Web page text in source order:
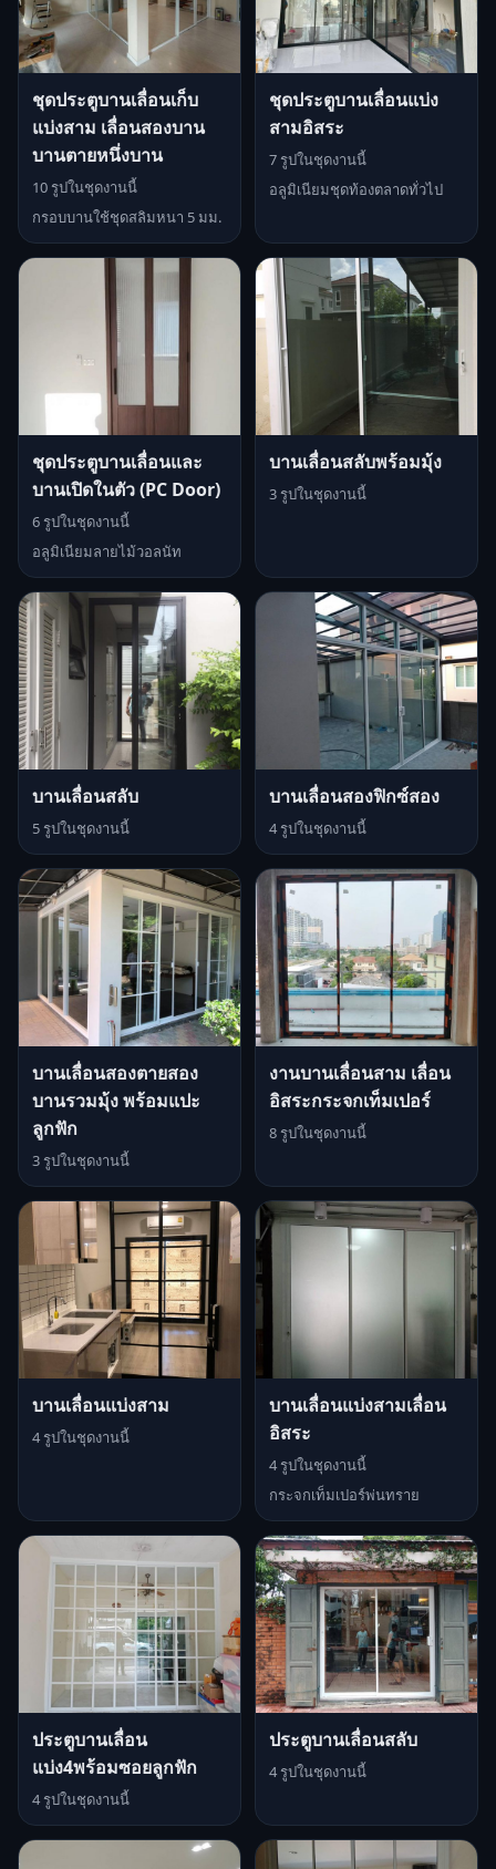
ชุดประตูบานเลื่อนเก็บ
แบ่งสาม เลื่อนสองบาน
บานตายหนึ่งบาน
10 รูปในชุดงานนี้
กรอบบานใช้ชุดสลิมหนา 5 มม.
ชุดประตูบานเลื่อนแบ่ง
สามอิสระ
7 รูปในชุดงานนี้
อลูมิเนียมชุดท้องตลาดทั่วไป
ชุดประตูบานเลื่อนและ
บานเปิดในตัว (PC Door)
6 รูปในชุดงานนี้
อลูมิเนียมลายไม้วอลนัท
บานเลื่อนสลับพร้อมมุ้ง
3 รูปในชุดงานนี้
บานเลื่อนสลับ
5 รูปในชุดงานนี้
บานเลื่อนสองฟิกซ์สอง
4 รูปในชุดงานนี้
บานเลื่อนสองตายสอง
บานรวมมุ้ง พร้อมแปะ
ลูกฟัก
3 รูปในชุดงานนี้
งานบานเลื่อนสาม เลื่อน
อิสระกระจกเท็มเปอร์
8 รูปในชุดงานนี้
บานเลื่อนแบ่งสาม
4 รูปในชุดงานนี้
บานเลื่อนแบ่งสามเลื่อน
อิสระ
4 รูปในชุดงานนี้
กระจกเท็มเปอร์พ่นทราย
ประตูบานเลื่อน
แบ่ง4พร้อมซอยลูกฟัก
4 รูปในชุดงานนี้
ประตูบานเลื่อนสลับ
4 รูปในชุดงานนี้